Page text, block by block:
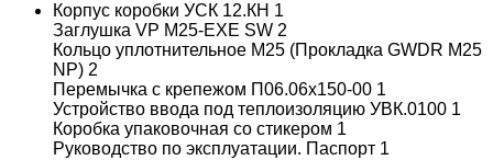
Корпус коробки УСК 12.КН 1
Заглушка VP M25-EXE SW 2
Кольцо уплотнительное М25 (Прокладка GWDR М25
NP) 2
Перемычка с крепежом П06.06х150-00 1
Устройство ввода под теплоизоляцию УВК.0100 1
Коробка упаковочная со стикером 1
Руководство по эксплуатации. Паспорт 1